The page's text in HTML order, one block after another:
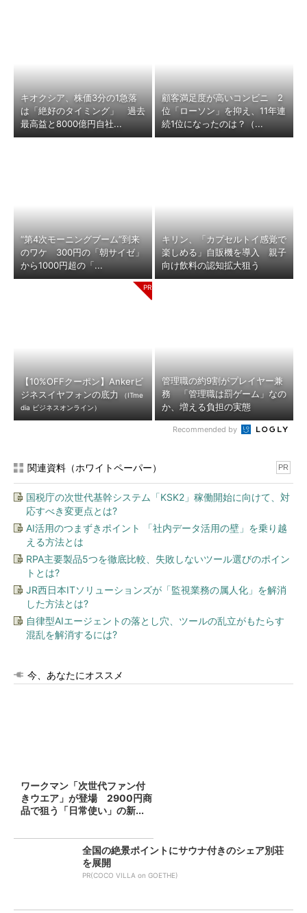
キオクシア、株価3分の1急落
は「絶好のタイミング」 過去
最高益と8000億円自社...
顧客満足度が高いコンビニ 2
位「ローソン」を抑え、11年連
続1位になったのは？（...
“第4次モーニングブーム”到来
のワケ 300円の「朝サイゼ」
から1000円超の「...
キリン、「カプセルトイ感覚で
楽しめる」自販機を導入 親子
向け飲料の認知拡大狙う
【10%OFFクーポン】Ankerビ
ジネスイヤフォンの底力
（ITme
dia ビジネスオンライン）
管理職の約9割がプレイヤー兼
務 「管理職は罰ゲーム」なの
か、増える負担の実態
Recommended by
関連資料（ホワイトペーパー） PR
国税庁の次世代基幹システム「KSK2」稼働開始に向けて、対
応すべき変更点とは?
AI活用のつまずきポイント 「社内データ活用の壁」を乗り越
える方法とは
RPA主要製品5つを徹底比較、失敗しないツール選びのポイン
トとは?
JR西日本ITソリューションズが「監視業務の属人化」を解消
した方法とは?
自律型AIエージェントの落とし穴、ツールの乱立がもたらす
混乱を解消するには?
今、あなたにオススメ
ワークマン「次世代ファン付
きウエア」が登場 2900円商
品で狙う「日常使い」の新...
全国の絶景ポイントにサウナ付きのシェア別荘
を展開
PR(COCO VILLA on GOETHE)